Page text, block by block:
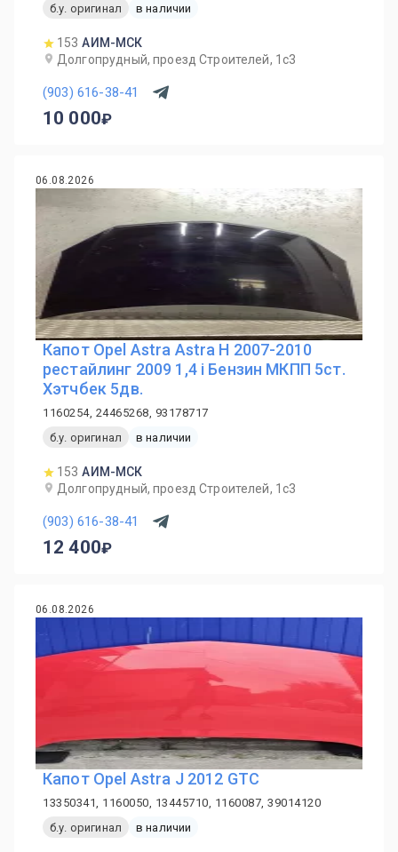
б.у. оригинал
в наличии
153 АИМ-МСК
Долгопрудный, проезд Строителей, 1с3
(903) 616-38-41
10 000
06.08.2026
Капот Opel Astra Astra H 2007-2010
рестайлинг 2009 1,4 i Бензин МКПП 5ст.
Хэтчбек 5дв.
1160254, 24465268, 93178717
б.у. оригинал
в наличии
153 АИМ-МСК
Долгопрудный, проезд Строителей, 1с3
(903) 616-38-41
12 400
06.08.2026
Капот Opel Astra J 2012 GTC
13350341, 1160050, 13445710, 1160087, 39014120
б.у. оригинал
в наличии